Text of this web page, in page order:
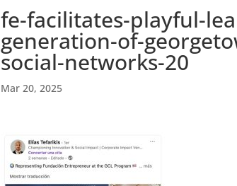
fe-facilitates-playful-
generation-of-
social-networks-20
Mar 20, 2025